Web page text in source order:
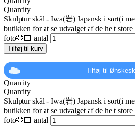
Quantity
Skulptur skål - Iwa(岩) Japansk i sort(i
butikken for at se udvalget af de helt
foto🫶🏻 antal
Tilføj til kurv
Tilføj til
Quantity
Quantity
Skulptur skål - Iwa(岩) Japansk i sort(i
butikken for at se udvalget af de helt
foto🫶🏻 antal